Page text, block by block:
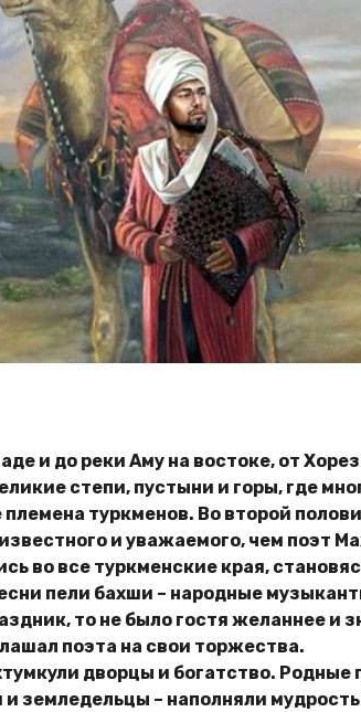
и до реки Аму на востоке, от
степи, пустыни и горы, где
туркменов. Во второй
и уважаемого, чем поэт
во все туркменские края,
пели бахши – народные
то не было гостя желаннее и
поэта на свои торжества.
дворцы и богатство. Родные
и земледельцы – наполняли